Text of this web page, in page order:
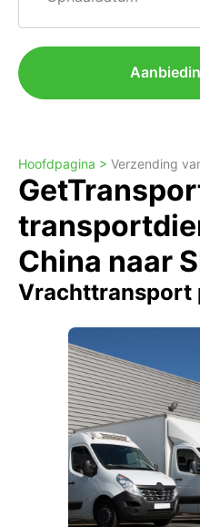
Hoofdpagina > Verzending
China naar
Vrachttransport